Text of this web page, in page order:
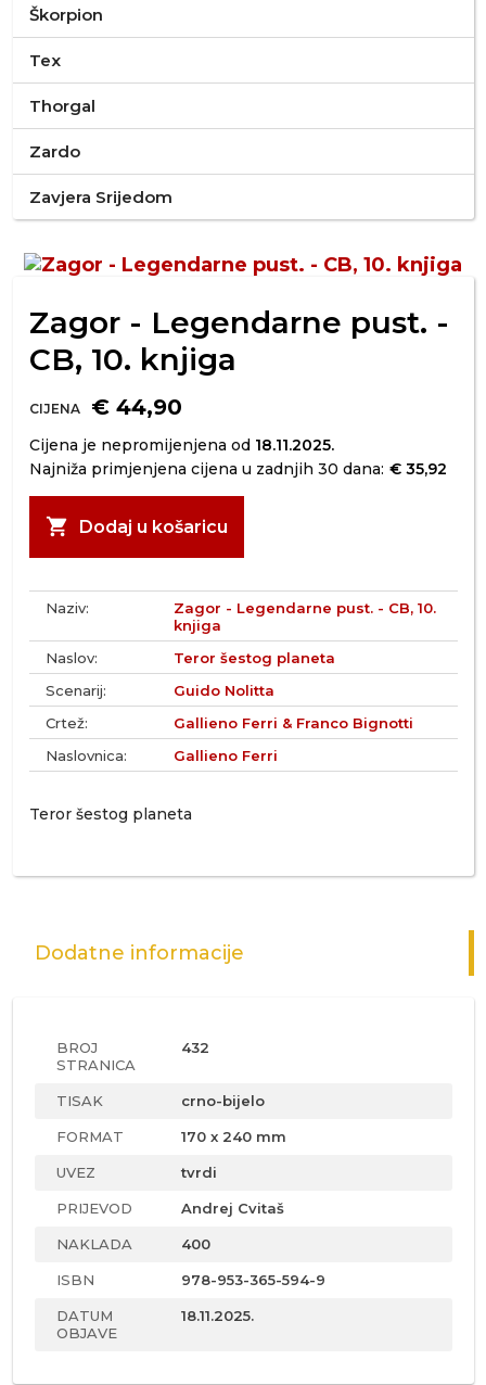
Škorpion
Tex
Thorgal
Zardo
Zavjera Srijedom
Zagor - Legendarne pust. -
CB, 10. knjiga
CIJENA € 44,90
Cijena je nepromijenjena od 18.11.2025.
Najniža primjenjena cijena u zadnjih 30 dana: € 35,92
shopping_cart Dodaj u košaricu
Naziv:
Zagor - Legendarne pust. - CB, 10.
knjiga
Naslov:
Teror šestog planeta
Scenarij:
Guido Nolitta
Crtež:
Gallieno Ferri & Franco Bignotti
Naslovnica:
Gallieno Ferri
Teror šestog planeta
Dodatne informacije
BROJ
STRANICA
432
TISAK crno-bijelo
FORMAT 170 x 240 mm
UVEZ tvrdi
PRIJEVOD Andrej Cvitaš
NAKLADA 400
ISBN 978-953-365-594-9
DATUM
OBJAVE
18.11.2025.